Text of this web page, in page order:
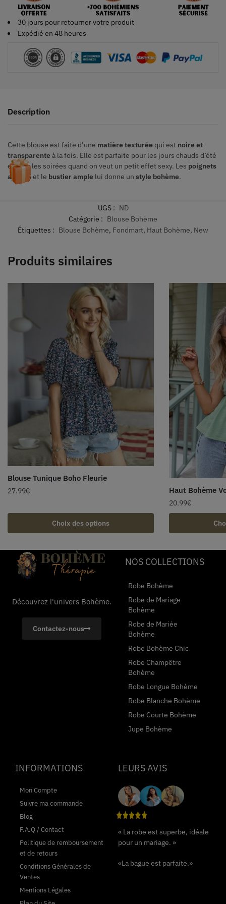
30 jours pour retourner votre produit
Expédié en 48 heures
Description
Cette blouse est faite d’une matière texturéequi est noire et
transparenteà la fois. Elle est parfaite pour les jours chauds d’été
et pour les soirées quand on veut un petit effet sexy. Les poignets
ajustéset le bustier ample lui donne un style bohème.
UGS : ND
Catégorie : Blouse Bohème
Étiquettes : Blouse Bohème, Fondmart, Haut Bohème, New
Produits similaires
Blouse Tunique Boho Fleurie
27.99€
Choix des options
Haut Bohème
20.99€
Découvrez l'univers Bohème.
Contactez-nous
NOS COLLECTIONS
Robe Bohème
Robe de Mariage
Bohème
Robe de Mariée
Bohème
Robe Bohème Chic
Robe Champêtre
Bohème
Robe Longue Bohème
Robe Blanche Bohème
Robe Courte Bohème
Jupe Bohème
INFORMATIONS
Mon Compte
Suivre ma commande
Blog
F.A.Q / Contact
Politique de remboursement
et de retours
Conditions Générales de
Ventes
Mentions Légales
LEURS AVIS
« La robe est superbe, idéale
pour un mariage. »
«La bague est parfaite.»